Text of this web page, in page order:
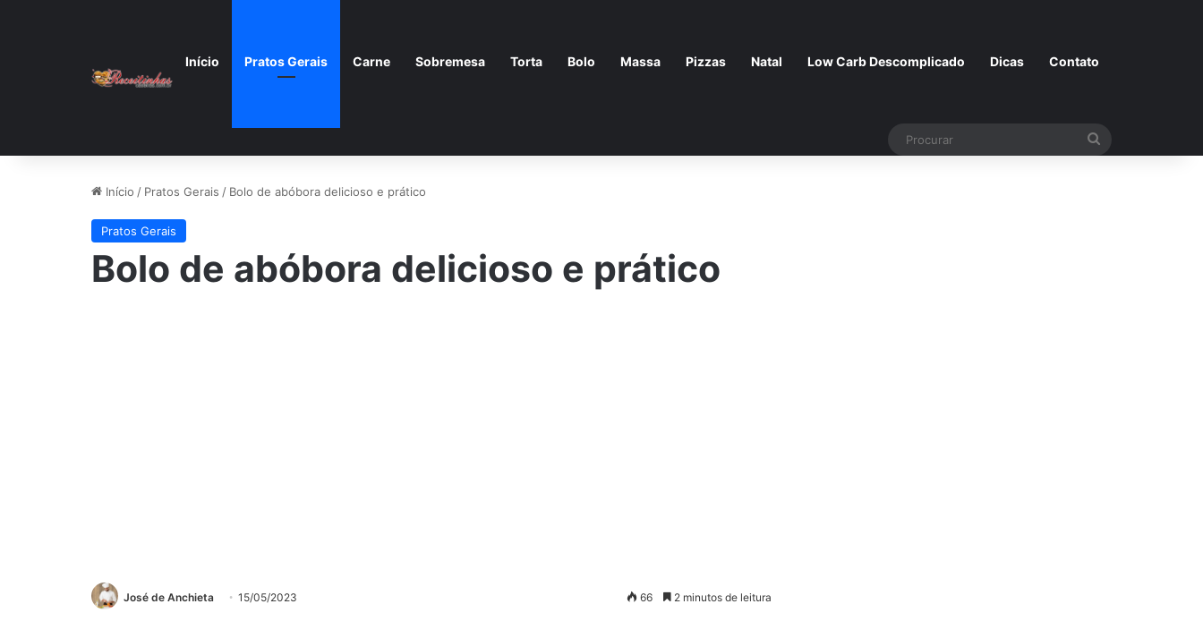
Início Pratos Gerais Carne Sobremesa Torta Bolo Massa Pizzas Natal Low Carb Descomplicado Dicas Contato
Início / Pratos Gerais / Bolo de abóbora delicioso e prático
Pratos Gerais
Bolo de abóbora delicioso e prático
José de Anchieta 15/05/2023 66 2 minutos de leitura